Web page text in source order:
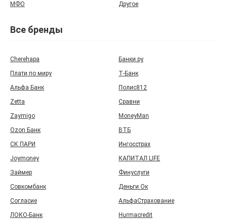
МФО
Другое
Все бренды
Cherehapa
Банки.ру
Плати по миру
Т‑Банк
Альфа Банк
Полис812
Zetta
Сравни
Zaymigo
MoneyMan
Ozon Банк
ВТБ
СК ПАРИ
Ингосстрах
Joymoney
КАПИТАЛ LIFE
Займер
Финуслуги
Совкомбанк
Деньги Ок
Согласие
АльфаСтрахование
ЛОКО-Банк
Hurmacredit